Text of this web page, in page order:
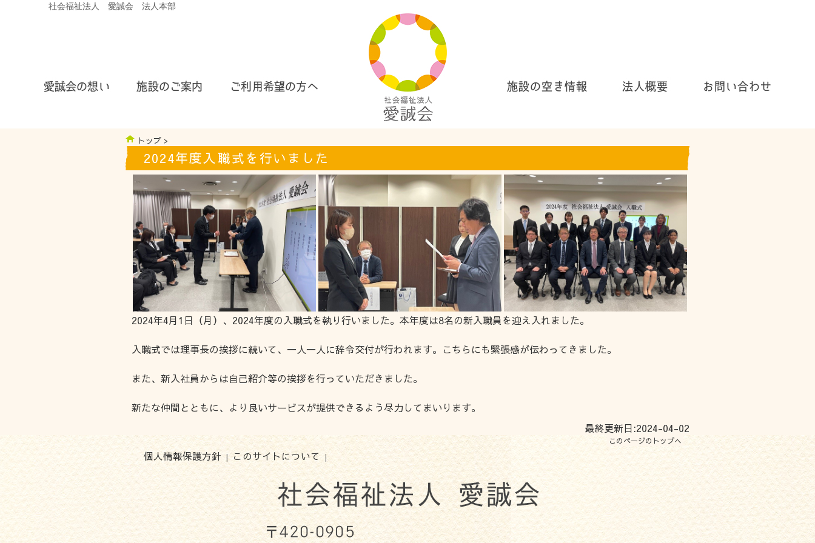
社会福祉法人 愛誠会 法人本部
トップ >
2024年度入職式を行いました
2024年4月1日（月）、2024年度の入職式を執り行いました。本年度は8名の新入職員を迎え入れました。
入職式では理事長の挨拶に続いて、一人一人に辞令交付が行われます。こちらにも緊張感が伝わってきました。
また、新入社員からは自己紹介等の挨拶を行っていただきました。
新たな仲間とともに、より良いサービスが提供できるよう尽力してまいります。
最終更新日:2024-04-02
このページのトップへ
個人情報保護方針 |このサイトについて |